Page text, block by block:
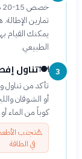
تمارين
يمكنك القيام
الطبيعي.
3
🍽️تناول
تأكد من تناول
أو الشوفان
كوباً من الماء
⚠️تجنب
في الطاقة